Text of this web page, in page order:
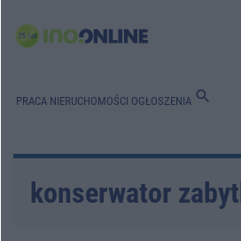
PRACA NIERUCHOMOŚCI OGŁOSZENIA search
konserwator